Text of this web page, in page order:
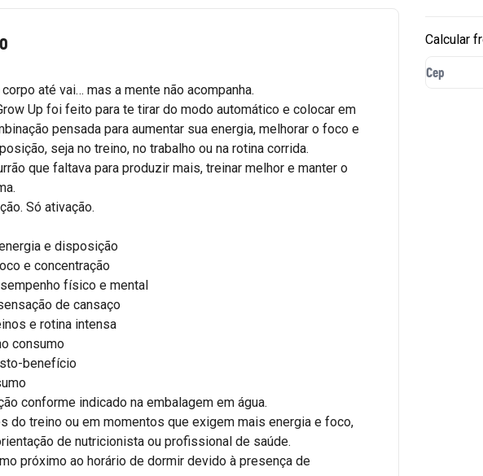
até vai… mas a mente não acompanha.
Up foi feito para te tirar do modo automático e colocar em
pensada para aumentar sua energia, melhorar o foco e
seja no treino, no trabalho ou na rotina corrida.
que faltava para produzir mais, treinar melhor e manter o
Só ativação.
e disposição
e concentração
físico e mental
de cansaço
e rotina intensa
consumo
benefício
conforme indicado na embalagem em água.
do treino ou em momentos que exigem mais energia e foco,
de nutricionista ou profissional de saúde.
próximo ao horário de dormir devido à presença de
Calcular